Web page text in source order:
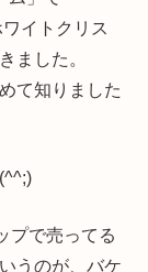
イトクリス
ました。
て知りました
プで売ってる
うのが、バケ